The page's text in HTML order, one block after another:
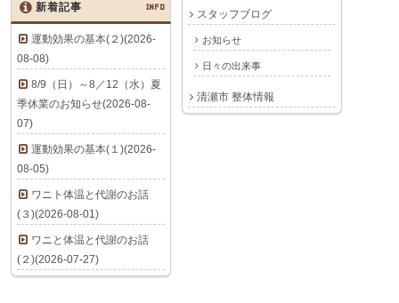
スタッフブログ
お知らせ
日々の出来事
清瀬市 整体情報
新着記事 INFO
運動効果の基本(２)(2026-
08-08)
8/9（日）～8／12（水）夏
季休業のお知らせ(2026-08-
07)
運動効果の基本(１)(2026-
08-05)
ワニト体温と代謝のお話
(３)(2026-08-01)
ワニと体温と代謝のお話
(２)(2026-07-27)